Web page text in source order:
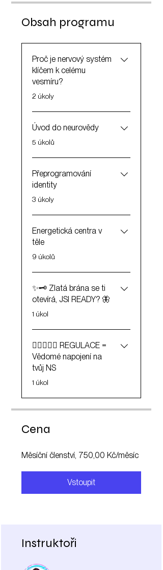
Obsah programu
Proč je nervový systém
klíčem k celému
vesmíru?
.2 úkoly
Úvod do neurovědy
.5 úkolů
Přeprogramování
identity
.3 úkoly
Energetická centra v
těle
.9 úkolů
✨🗝️ Zlatá brána se ti
otevírá, JSI READY? 🦋
.1 úkol
🧘🏻‍♀️🏋️‍♀ REGULACE =
Vědomé napojení na
tvůj NS
.1 úkol
Cena
Měsíční členství, 750,00 Kč/měsíc
Vstoupit
Instruktoři